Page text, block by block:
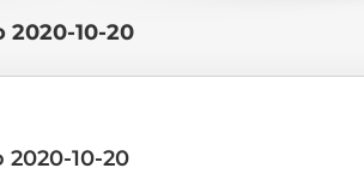
2020-10-20
10-20